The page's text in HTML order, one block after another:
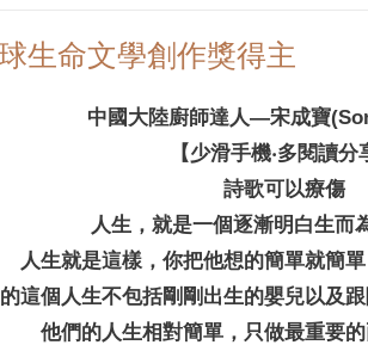
生命文學創作獎得主
中國大陸廚師達人—宋成寶
【少滑手機‧多閱讀分
詩歌可以療傷
人生，就是一個逐漸明白生而
人生就是這樣，你把他想的簡單就簡
這個人生不包括剛剛出生的嬰兒以及
他們的人生相對簡單，只做最重要